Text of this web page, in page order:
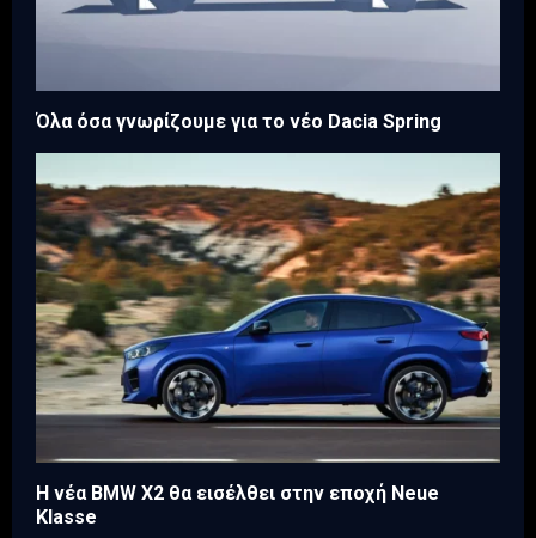
Όλα όσα γνωρίζουμε για το νέο Dacia Spring
Η νέα BMW X2 θα εισέλθει στην εποχή Neue
Klasse